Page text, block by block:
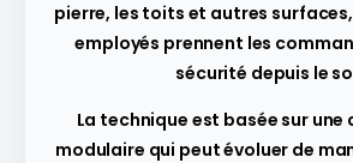
pierre, les toits et autres
employés prennent les
sécurité depuis le
La technique est basée sur
modulaire qui peut évoluer de